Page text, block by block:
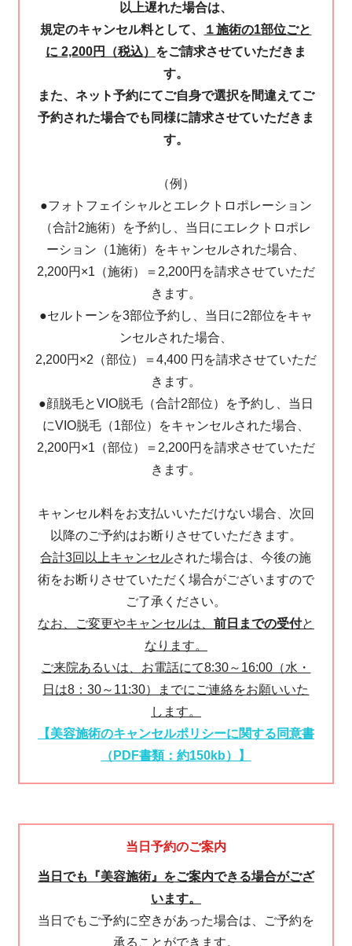
以上遅れた場合は、
規定のキャンセル料として、
１施術の1部位ごと
に 2,200円（税込） をご請求させていただきま
す。
また、ネット予約にてご自身で選択を間違えてご
予約された場合でも同様に請求させていただきま
す。
（例）
●フォトフェイシャルとエレクトロポレーション
（合計2施術）を予約し、当日にエレクトロポレ
ーション（1施術）をキャンセルされた場合、
2,200円×1（施術）＝2,200円を請求させていただ
きます。
●セルトーンを3部位予約し、当日に2部位をキャ
ンセルされた場合、
2,200円×2（部位）＝4,400 円を請求させていただ
きます。
●顔脱毛とVIO脱毛（合計2部位）を予約し、当日
にVIO脱毛（1部位）をキャンセルされた場合、
2,200円×1（部位）＝2,200円を請求させていただ
きます。
キャンセル料をお支払いいただけない場合、次回
以降のご予約はお断りさせていただきます。
合計3回以上キャンセルされた場合は、今後の施
術をお断りさせていただく場合がございますので
ご了承ください。
なお、ご変更やキャンセルは、 前日までの受付と
なります。
ご来院あるいは、お電話にて8:30～16:00（水・
日は8：30～11:30）までにご連絡をお願いいた
します。
【美容施術のキャンセルポリシーに関する同意書
（PDF書類：約150kb）】
当日予約のご案内
当日でも『美容施術』をご案内できる場合がござ
います。
当日でもご予約に空きがあった場合は、ご予約を
承ることができます。